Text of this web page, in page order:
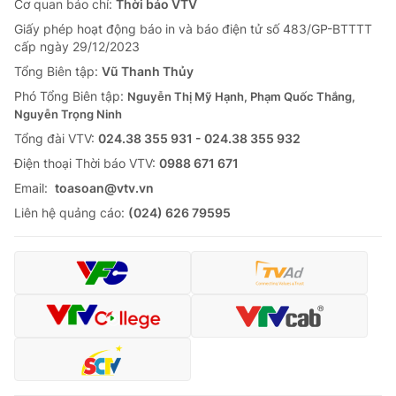
Sản phẩm
Thị trường
Tư vấn
Lịch phát sóng
Chuyên mục khác
Emagazine Podcast
VTV Money VTV Thể thao
VTV Sức khoẻ
Cơ quan báo chí: Thời báo VTV
Giấy phép hoạt động báo in và báo điện tử số 483/GP-BTTTT
cấp ngày 29/12/2023
Tổng Biên tập: Vũ Thanh Thủy
Phó Tổng Biên tập: Nguyễn Thị Mỹ Hạnh, Phạm Quốc Thắng,
Nguyễn Trọng Ninh
Tổng đài VTV: 024.38 355 931 - 024.38 355 932
Ðiện thoại Thời báo VTV: 0988 671 671
Email: toasoan@vtv.vn
Liên hệ quảng cáo: (024) 626 79595